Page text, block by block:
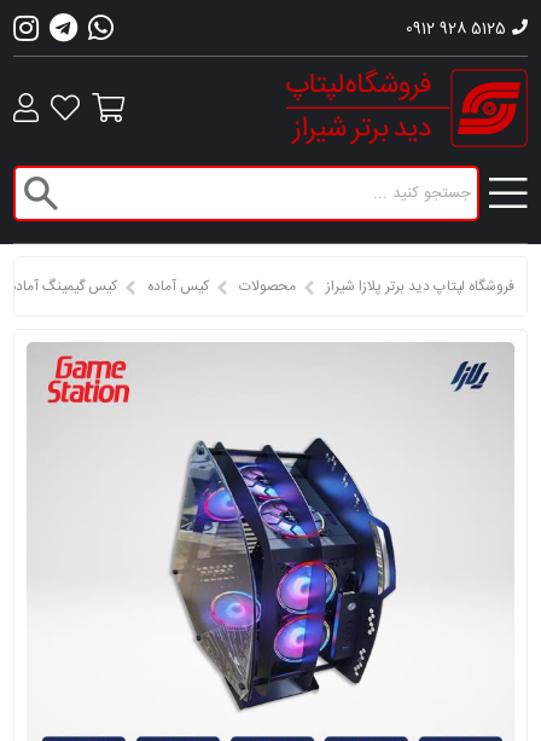
0912 928 5125
فروشگاه لپتاپ دید برتر پلازا شیراز محصولات کیس آماده کیس گیمینگ آماده A620MK-RYZEN5 8600G-16 GB 3200-1TB SSD-8GB RTX 5060